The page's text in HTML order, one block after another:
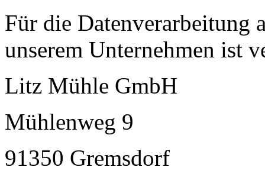
Für die Datenverarbeitung
unserem Unternehmen ist
Litz Mühle GmbH
Mühlenweg 9
91350 Gremsdorf